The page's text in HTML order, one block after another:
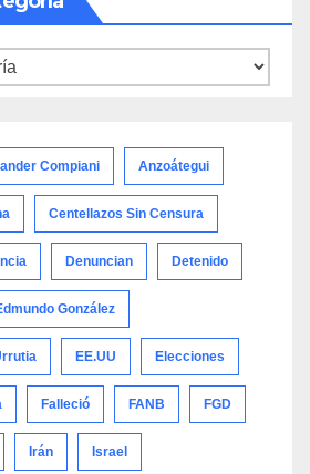
Compiani Anzoátegui
Centellazos Sin Censura
Denuncian Detenido
González
EE.UU Elecciones
Falleció FANB FGD
Irán Israel